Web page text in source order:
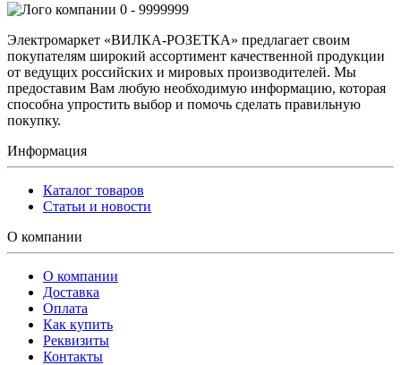
0 - 9999999
Электромаркет «ВИЛКА-РОЗЕТКА» предлагает своим
покупателям широкий ассортимент качественной продукции
от ведущих российских и мировых производителей. Мы
предоставим Вам любую необходимую информацию, которая
способна упростить выбор и помочь сделать правильную
покупку.
Информация
Каталог товаров
Статьи и новости
О компании
О компании
Доставка
Оплата
Как купить
Реквизиты
Контакты